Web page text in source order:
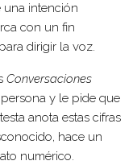
una intención
con un fin
dirigir la voz.
Conversaciones
y le pide que
anota estas cifras
hace un
numérico.